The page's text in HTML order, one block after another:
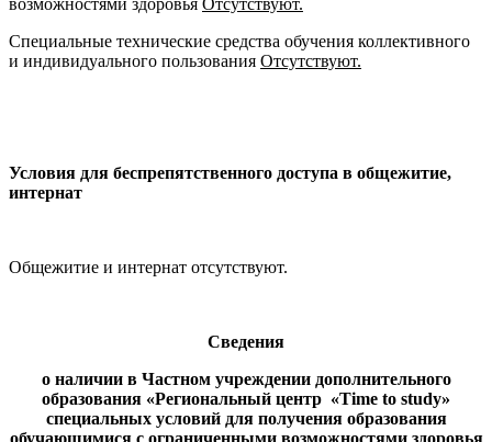
Специальные технические средства обучения коллективного
и индивидуального пользования Отсутствуют.
Условия для беспрепятственного доступа в общежитие,
интернат
Общежитие и интернат отсутствуют.
Сведения
о наличии в Частном учреждении дополнительного
образования «Региональный центр «Time to study»
специальных условий для получения образования
обучающимися с ограниченными возможностями здоровья